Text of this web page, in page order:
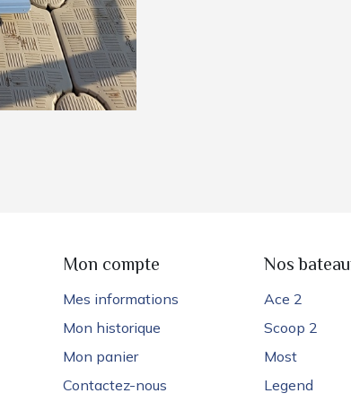
Mon compte
Mes informations
Mon historique
Mon panier
Contactez-nous
Nos
Ace 2
Scoop 2
Most
Legend